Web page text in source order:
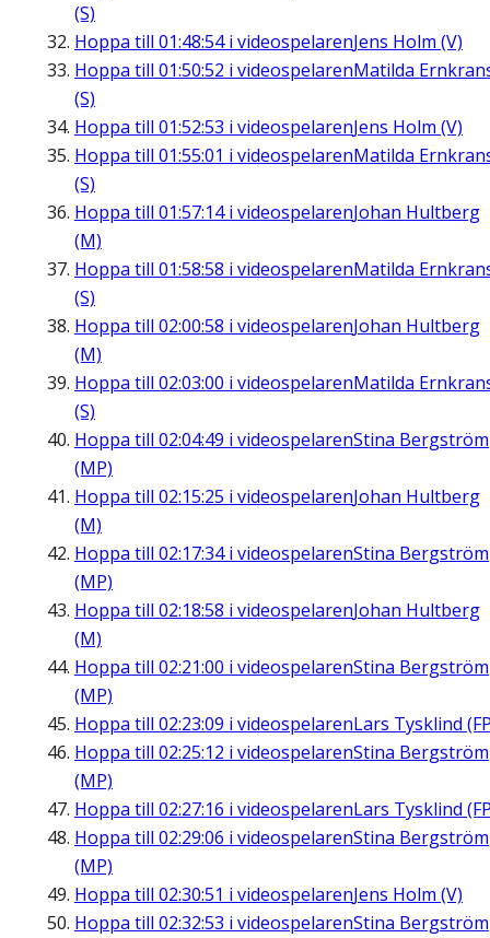
(S)
Hoppa till 01:48:54i videospelarenJens Holm (V)
Hoppa till 01:50:52 i videospelarenMatilda
(S)
Hoppa till 01:52:53 i videospelarenJens Holm (V)
Hoppa till 01:55:01 i videospelarenMatilda
(S)
Hoppa till 01:57:14i videospelarenJohan Hultberg
(M)
Hoppa till 01:58:58 i videospelarenMatilda
(S)
Hoppa till 02:00:58 i videospelarenJohan Hultberg
(M)
Hoppa till 02:03:00 i videospelarenMatilda
(S)
Hoppa till 02:04:49 i videospelarenStina Bergström
(MP)
Hoppa till 02:15:25 i videospelarenJohan Hultberg
(M)
Hoppa till 02:17:34i videospelarenStina Bergström
(MP)
Hoppa till 02:18:58 i videospelarenJohan Hultberg
(M)
Hoppa till 02:21:00 i videospelarenStina Bergström
(MP)
Hoppa till 02:23:09 i videospelarenLars Tysklind
Hoppa till 02:25:12 i videospelarenStina Bergström
(MP)
Hoppa till 02:27:16 i videospelarenLars Tysklind
Hoppa till 02:29:06 i videospelarenStina Bergström
(MP)
Hoppa till 02:30:51 i videospelarenJens Holm (V)
Hoppa till 02:32:53 i videospelarenStina Bergström